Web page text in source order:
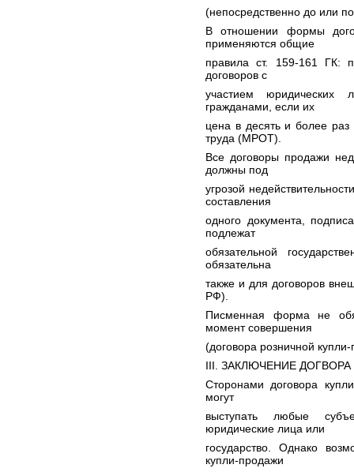
(непосредственно до или
В отношении формы
применяются общие
правила ст. 159-161 ГК:
договоров с
участием
гражданами, если их
цена в десять и более
труда (МРОТ).
Все договоры продажи
должны под
угрозой
составления
одного документа,
подлежат
обязательной
обязательна
также и для договоров
РФ).
Писменная форма не
момент совершения
(договора розничной
III. ЗАКЛЮЧЕНИЕ
Сторонами договора
могут
выступать любые
юридические лица или
государство. Однако
купли-продажи